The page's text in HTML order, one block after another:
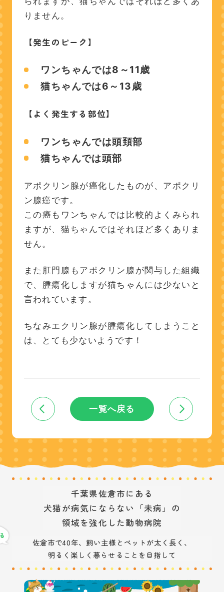
りません。
【発生のピーク】
ワンちゃんでは8～11歳
猫ちゃんでは6～13歳
【よく発生する部位】
ワンちゃんでは頭頚部
猫ちゃんでは頭部
アポクリン腺が癌化したものが、アポクリ
ン腺癌です。
この癌もワンちゃんでは比較的よくみられ
ますが、猫ちゃんではそれほど多くありま
せん。
また肛門腺もアポクリン腺が関与した組織
で、腫瘍化しますが猫ちゃんには少ないと
言われています。
ちなみエクリン腺が腫瘍化してしまうこと
は、とても少ないようです！
一覧へ戻る
千葉県佐倉市にある
犬猫が病気にならない「未病」の
領域を強化した動物病院
佐倉市で40年、飼い主様とペットが太く長く、
明るく楽しく暮らせることを目指して